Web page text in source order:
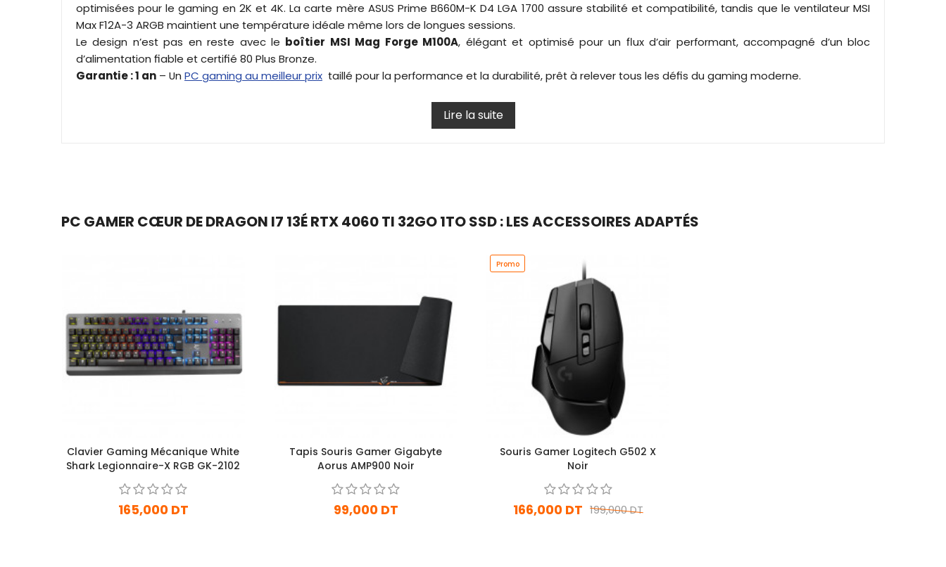
optimisées pour le gaming en 2K et 4K. La carte mère ASUS Prime B660M-K D4 LGA 1700 assure stabilité et compatibilité, tandis que le ventilateur MSI
Max F12A-3 ARGB maintient une température idéale même lors de longues sessions.
Le design n’est pas en reste avec le boîtier MSI Mag Forge M100A, élégant et optimisé pour un flux d’air performant, accompagné d’un bloc
d’alimentation fiable et certifié 80 Plus Bronze.
Garantie : 1 an – Un PC gaming au meilleur prix taillé pour la performance et la durabilité, prêt à relever tous les défis du gaming moderne.
Lire la suite
PC GAMER CŒUR DE DRAGON I7 13É RTX 4060 TI 32GO 1TO SSD : LES ACCESSOIRES ADAPTÉS
Clavier Gaming Mécanique White
Shark Legionnaire-X RGB GK-2102
165,000 DT
Tapis Souris Gamer Gigabyte
Aorus AMP900 Noir
99,000 DT
Promo
Souris Gamer Logitech G502 X
Noir
199,000 DT
166,000 DT